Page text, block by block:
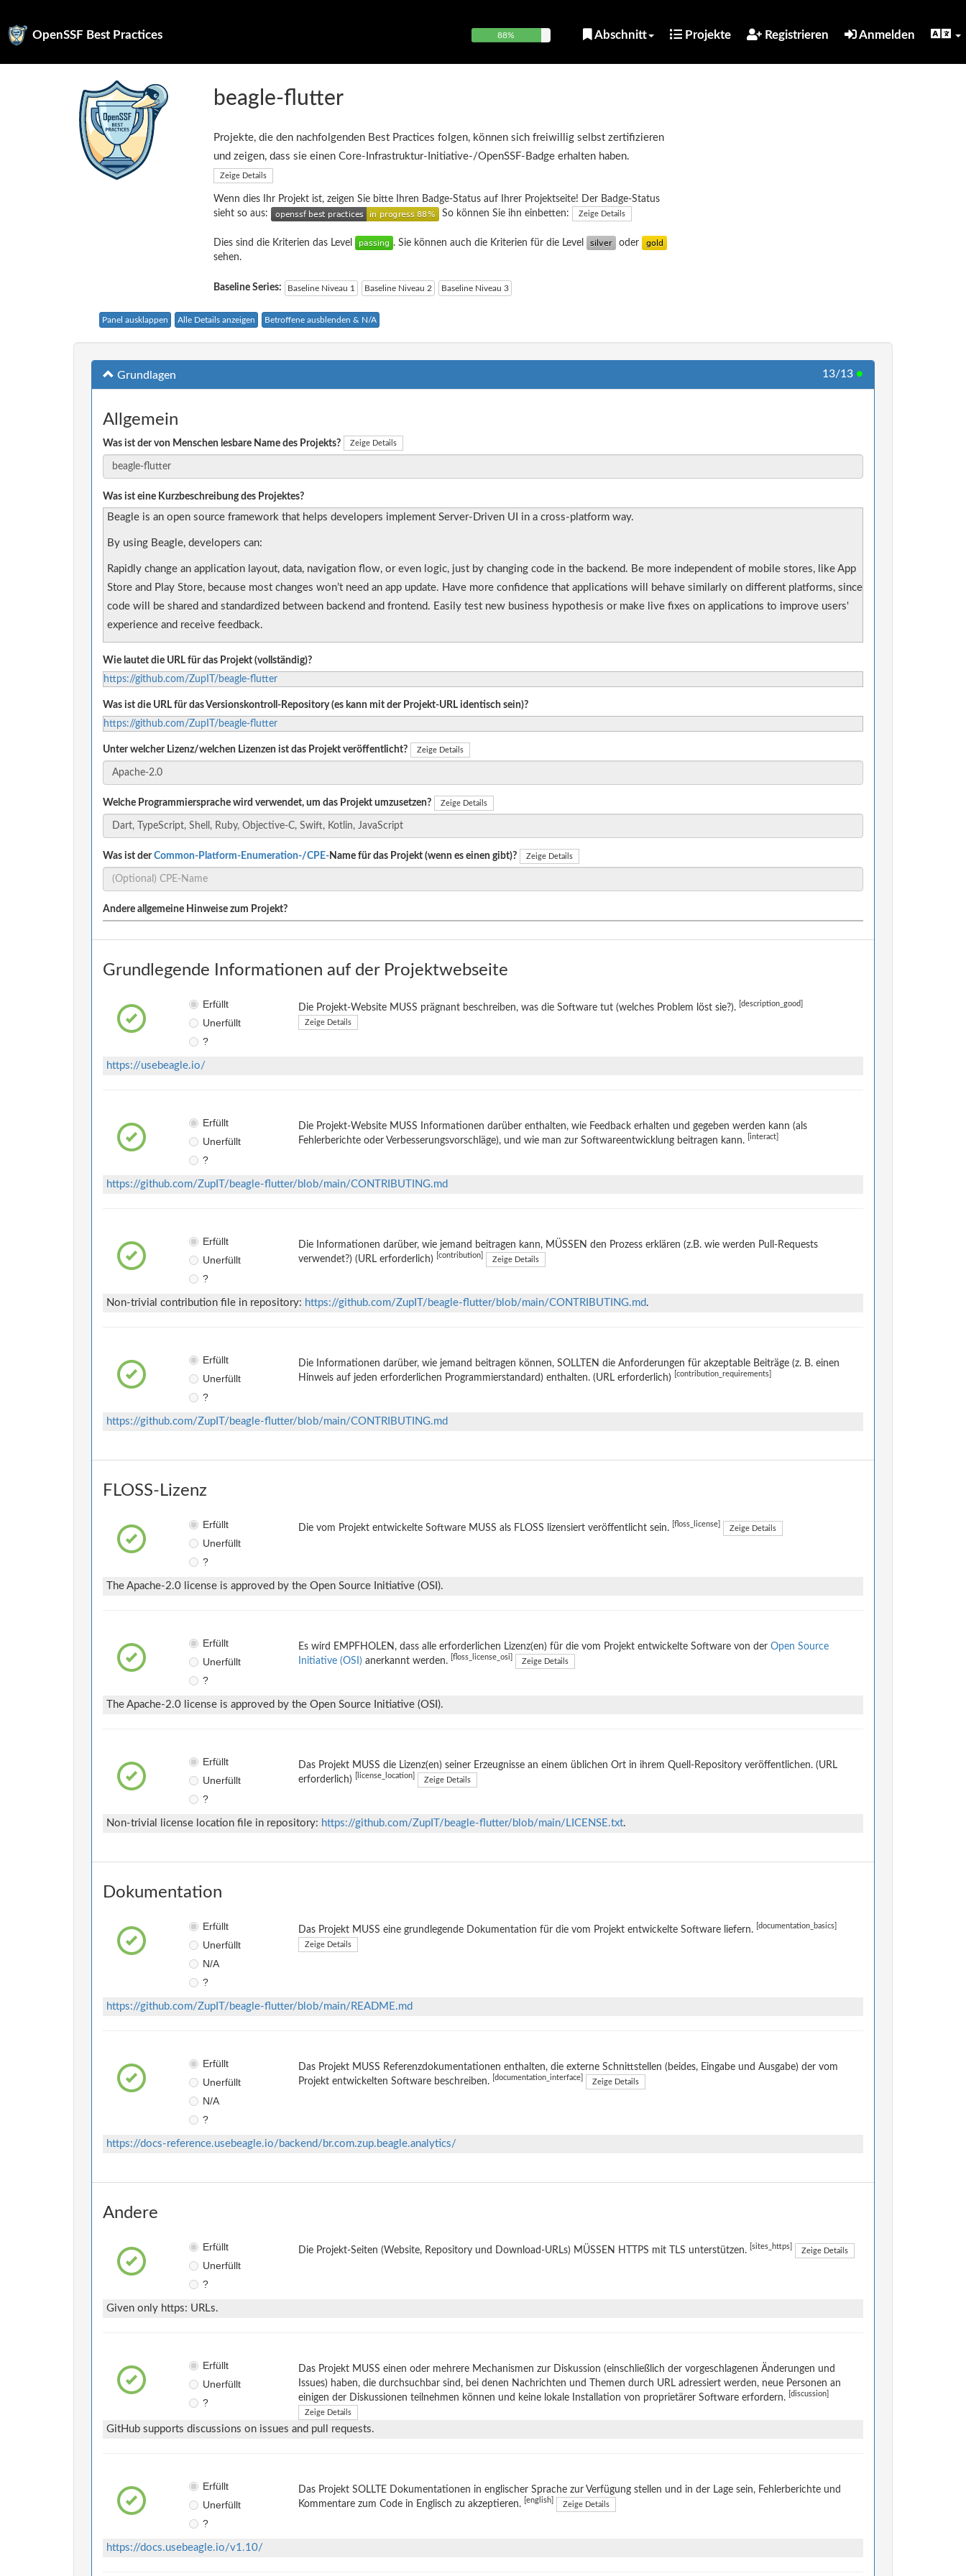
OpenSSF Best Practices 88% Abschnitt Projekte Registrieren Anmelden
beagle-flutter
Projekte, die den nachfolgenden Best Practices folgen, können sich freiwillig selbst zertifizieren
und zeigen, dass sie einen Core-Infrastruktur-Initiative-/OpenSSF-Badge erhalten haben.
Zeige Details
Wenn dies Ihr Projekt ist, zeigen Sie bitte Ihren Badge-Status auf Ihrer Projektseite! Der Badge-Status
sieht so aus:
So können Sie ihn einbetten: Zeige Details
Dies sind die Kriterien das Level . Sie können auch die Kriterien für die Level
oder
sehen.
Baseline Series: Baseline Niveau 1 Baseline Niveau 2 Baseline Niveau 3
Panel ausklappen Alle Details anzeigen Betroffene ausblenden & N/A
Grundlagen 13/13 ●
Allgemein
Was ist der von Menschen lesbare Name des Projekts? Zeige Details
Was ist eine Kurzbeschreibung des Projektes?
Beagle is an open source framework that helps developers implement Server-Driven UI in a cross-platform way.
By using Beagle, developers can:
Rapidly change an application layout, data, navigation flow, or even logic, just by changing code in the backend. Be more independent of mobile stores, like App
Store and Play Store, because most changes won’t need an app update. Have more confidence that applications will behave similarly on different platforms, since
code will be shared and standardized between backend and frontend. Easily test new business hypothesis or make live fixes on applications to improve users'
experience and receive feedback.
Wie lautet die URL für das Projekt (vollständig)?
https://github.com/ZupIT/beagle-flutter
Was ist die URL für das Versionskontroll-Repository (es kann mit der Projekt-URL identisch sein)?
https://github.com/ZupIT/beagle-flutter
Unter welcher Lizenz/welchen Lizenzen ist das Projekt veröffentlicht? Zeige Details
Welche Programmiersprache wird verwendet, um das Projekt umzusetzen? Zeige Details
Was ist derCommon-Platform-Enumeration-/CPE-Name für das Projekt (wenn es einen gibt)? Zeige Details
Andere allgemeine Hinweise zum Projekt?
Grundlegende Informationen auf der Projektwebseite
Erfüllt
Unerfüllt
?
Die Projekt-Website MUSS prägnant beschreiben, was die Software tut (welches Problem löst sie?). [description_good]
Zeige Details
https://usebeagle.io/
Erfüllt
Unerfüllt
?
Die Projekt-Website MUSS Informationen darüber enthalten, wie Feedback erhalten und gegeben werden kann (als
Fehlerberichte oder Verbesserungsvorschläge), und wie man zur Softwareentwicklung beitragen kann.
[interact]
https://github.com/ZupIT/beagle-flutter/blob/main/CONTRIBUTING.md
Erfüllt
Unerfüllt
?
Die Informationen darüber, wie jemand beitragen kann, MÜSSEN den Prozess erklären (z.B. wie werden Pull-Requests
verwendet?) (URL erforderlich)
[contribution] Zeige Details
Non-trivial contribution file in repository: https://github.com/ZupIT/beagle-flutter/blob/main/CONTRIBUTING.md .
Erfüllt
Unerfüllt
?
Die Informationen darüber, wie jemand beitragen können, SOLLTEN die Anforderungen für akzeptable Beiträge (z. B. einen
Hinweis auf jeden erforderlichen Programmierstandard) enthalten. (URL erforderlich)
[contribution_requirements]
https://github.com/ZupIT/beagle-flutter/blob/main/CONTRIBUTING.md
FLOSS-Lizenz
Erfüllt
Unerfüllt
?
Die vom Projekt entwickelte Software MUSS als FLOSS lizensiert veröffentlicht sein. [floss_license] Zeige Details
The Apache-2.0 license is approved by the Open Source Initiative (OSI).
Erfüllt
Unerfüllt
?
Es wird EMPFHOLEN, dass alle erforderlichen Lizenz(en) für die vom Projekt entwickelte Software von der Open Source
Initiative (OSI) anerkannt werden. [floss_license_osi] Zeige Details
The Apache-2.0 license is approved by the Open Source Initiative (OSI).
Erfüllt
Unerfüllt
?
Das Projekt MUSS die Lizenz(en) seiner Erzeugnisse an einem üblichen Ort in ihrem Quell-Repository veröffentlichen. (URL
erforderlich)
[license_location] Zeige Details
Non-trivial license location file in repository: https://github.com/ZupIT/beagle-flutter/blob/main/LICENSE.txt.
Dokumentation
Erfüllt
Unerfüllt
N/A
?
Das Projekt MUSS eine grundlegende Dokumentation für die vom Projekt entwickelte Software liefern. [documentation_basics]
Zeige Details
https://github.com/ZupIT/beagle-flutter/blob/main/README.md
Erfüllt
Unerfüllt
N/A
?
Das Projekt MUSS Referenzdokumentationen enthalten, die externe Schnittstellen (beides, Eingabe und Ausgabe) der vom
Projekt entwickelten Software beschreiben.
[documentation_interface] Zeige Details
https://docs-reference.usebeagle.io/backend/br.com.zup.beagle.analytics/
Andere
Erfüllt
Unerfüllt
?
Die Projekt-Seiten (Website, Repository und Download-URLs) MÜSSEN HTTPS mit TLS unterstützen. [sites_https] Zeige Details
Given only https: URLs.
Erfüllt
Unerfüllt
?
Das Projekt MUSS einen oder mehrere Mechanismen zur Diskussion (einschließlich der vorgeschlagenen Änderungen und
Issues) haben, die durchsuchbar sind, bei denen Nachrichten und Themen durch URL adressiert werden, neue Personen an
einigen der Diskussionen teilnehmen können und keine lokale Installation von proprietärer Software erfordern.
[discussion]
Zeige Details
GitHub supports discussions on issues and pull requests.
Erfüllt
Unerfüllt
?
Das Projekt SOLLTE Dokumentationen in englischer Sprache zur Verfügung stellen und in der Lage sein, Fehlerberichte und
Kommentare zum Code in Englisch zu akzeptieren.
[english] Zeige Details
https://docs.usebeagle.io/v1.10/